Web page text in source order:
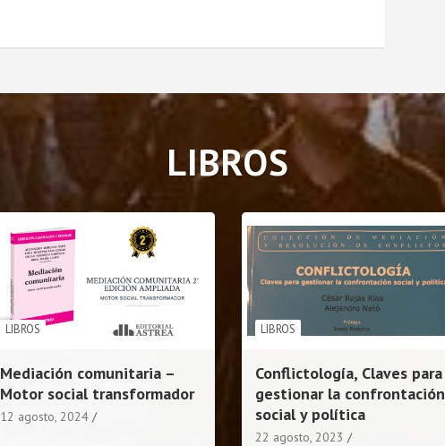
LIBROS
LIBROS
Mediación comunitaria –
Motor social transformador
12 agosto, 2024
LIBROS
Conflictología, Claves para
gestionar la confrontación
social y política
22 agosto, 2023